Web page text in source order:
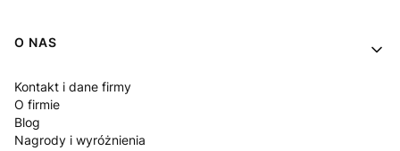
Linki w stopce
O NAS
Kontakt i dane firmy
O firmie
Blog
Nagrody i wyróżnienia